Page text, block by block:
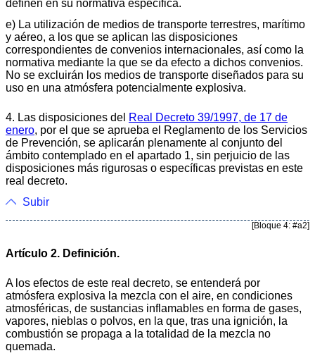
definen en su normativa específica.
e) La utilización de medios de transporte terrestres, marítimo
y aéreo, a los que se aplican las disposiciones
correspondientes de convenios internacionales, así como la
normativa mediante la que se da efecto a dichos convenios.
No se excluirán los medios de transporte diseñados para su
uso en una atmósfera potencialmente explosiva.
4. Las disposiciones del Real Decreto 39/1997, de 17 de
enero, por el que se aprueba el Reglamento de los Servicios
de Prevención, se aplicarán plenamente al conjunto del
ámbito contemplado en el apartado 1, sin perjuicio de las
disposiciones más rigurosas o específicas previstas en este
real decreto.
Subir
[Bloque 4: #a2]
Artículo 2. Definición.
A los efectos de este real decreto, se entenderá por
atmósfera explosiva la mezcla con el aire, en condiciones
atmosféricas, de sustancias inflamables en forma de gases,
vapores, nieblas o polvos, en la que, tras una ignición, la
combustión se propaga a la totalidad de la mezcla no
quemada.